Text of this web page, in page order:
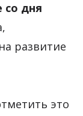
со дня
развитие
это